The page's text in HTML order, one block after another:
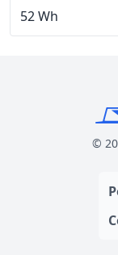
52 Wh
©